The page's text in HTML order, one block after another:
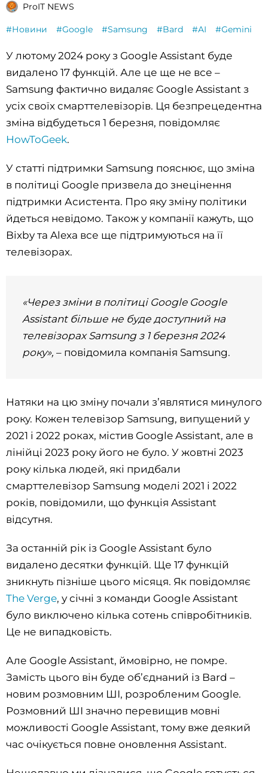
ProIT NEWS
#Новини #Google #Samsung #Bard #AI #Gemini
У лютому 2024 року з Google Assistant буде
видалено 17 функцій. Але це ще не все –
Samsung фактично видаляє Google Assistant з
усіх своїх смарттелевізорів. Ця безпрецедентна
зміна відбудеться 1 березня, повідомляє
HowToGeek.
У статті підтримки Samsung пояснює, що зміна
в політиці Google призвела до знецінення
підтримки Асистента. Про яку зміну політики
йдеться невідомо. Також у компанії кажуть, що
Bixby та Alexa все ще підтримуються на її
телевізорах.
«Через зміни в політиці Google Google
Assistant більше не буде доступний на
телевізорах Samsung з 1 березня 2024
року», – повідомила компанія Samsung.
Натяки на цю зміну почали з’являтися минулого
року. Кожен телевізор Samsung, випущений у
2021 і 2022 роках, містив Google Assistant, але в
лінійці 2023 року його не було. У жовтні 2023
року кілька людей, які придбали
смарттелевізор Samsung моделі 2021 і 2022
років, повідомили, що функція Assistant
відсутня.
За останній рік із Google Assistant було
видалено десятки функцій. Ще 17 функцій
зникнуть пізніше цього місяця. Як повідомляє
The Verge, у січні з команди Google Assistant
було виключено кілька сотень співробітників.
Це не випадковість.
Але Google Assistant, ймовірно, не помре.
Замість цього він буде об’єднаний із Bard –
новим розмовним ШІ, розробленим Google.
Розмовний ШІ значно перевищив мовні
можливості Google Assistant, тому вже деякий
час очікується повне оновлення Assistant.